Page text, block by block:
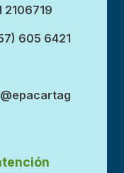
2106719
605 6421